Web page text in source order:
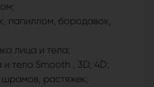
папиллом, бородавок,
лица и тела;
тела Smooth , 3D, 4D;
растяжек;